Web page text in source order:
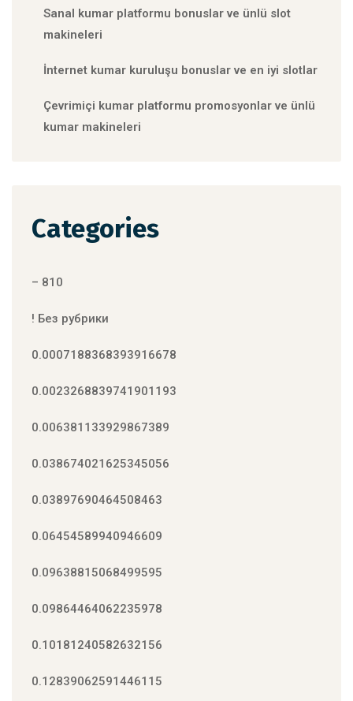
Sanal kumar platformu bonuslar ve ünlü slot
makineleri
İnternet kumar kuruluşu bonuslar ve en iyi slotlar
Çevrimiçi kumar platformu promosyonlar ve ünlü
kumar makineleri
Categories
– 810
! Без рубрики
0.0007188368393916678
0.0023268839741901193
0.006381133929867389
0.038674021625345056
0.03897690464508463
0.06454589940946609
0.09638815068499595
0.09864464062235978
0.10181240582632156
0.12839062591446115